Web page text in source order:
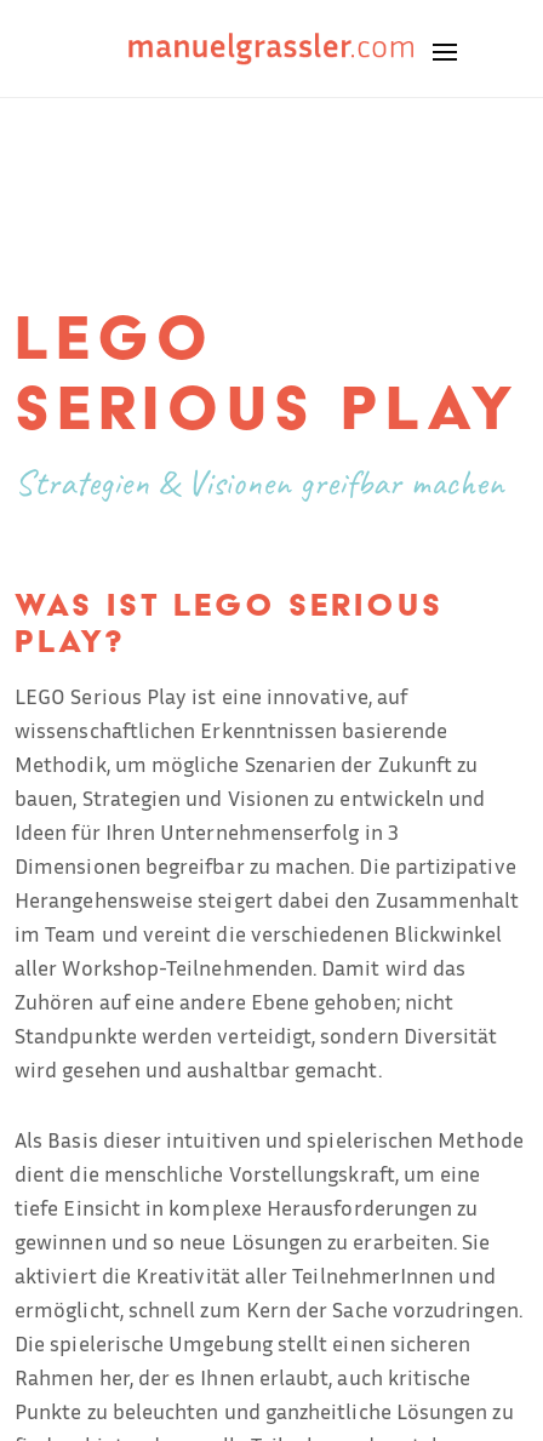
LEGO
Serious Play
Strategien & Visionen greifbar machen
Was ist LEGO Serious
Play?
LEGO Serious Play ist eine innovative, auf
wissenschaftlichen Erkenntnissen basierende
Methodik, um mögliche Szenarien der Zukunft zu
bauen, Strategien und Visionen zu entwickeln und
Ideen für Ihren Unternehmenserfolg in 3
Dimensionen begreifbar zu machen. Die partizipative
Herangehensweise steigert dabei den Zusammenhalt
im Team und vereint die verschiedenen Blickwinkel
aller Workshop-Teilnehmenden. Damit wird das
Zuhören auf eine andere Ebene gehoben; nicht
Standpunkte werden verteidigt, sondern Diversität
wird gesehen und aushaltbar gemacht.
Als Basis dieser intuitiven und spielerischen Methode
dient die menschliche Vorstellungskraft, um eine
tiefe Einsicht in komplexe Herausforderungen zu
gewinnen und so neue Lösungen zu erarbeiten. Sie
aktiviert die Kreativität aller TeilnehmerInnen und
ermöglicht, schnell zum Kern der Sache vorzudringen.
Die spielerische Umgebung stellt einen sicheren
Rahmen her, der es Ihnen erlaubt, auch kritische
Punkte zu beleuchten und ganzheitliche Lösungen zu